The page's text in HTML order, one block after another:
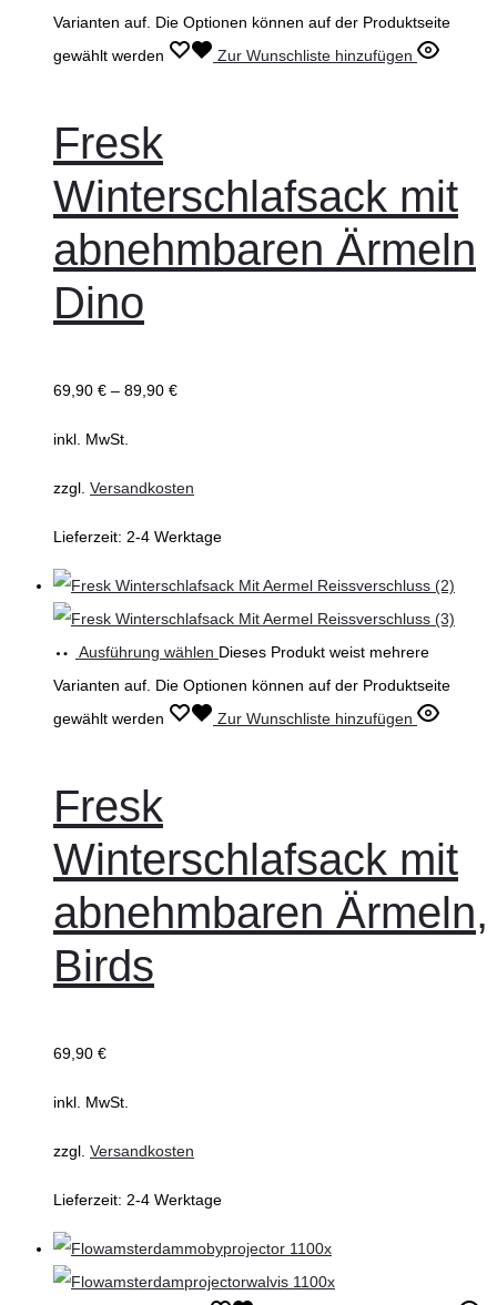
Varianten auf. Die Optionen können auf der Produktseite
gewählt werden
Zur Wunschliste hinzufügen
Fresk
Winterschlafsack mit
abnehmbaren Ärmeln
Dino
69,90 € – 89,90 €
inkl. MwSt.
zzgl. Versandkosten
Lieferzeit: 2-4 Werktage
Ausführung wählen Dieses Produkt weist mehrere
Varianten auf. Die Optionen können auf der Produktseite
gewählt werden
Zur Wunschliste hinzufügen
Fresk
Winterschlafsack mit
abnehmbaren Ärmeln,
Birds
69,90 €
inkl. MwSt.
zzgl. Versandkosten
Lieferzeit: 2-4 Werktage